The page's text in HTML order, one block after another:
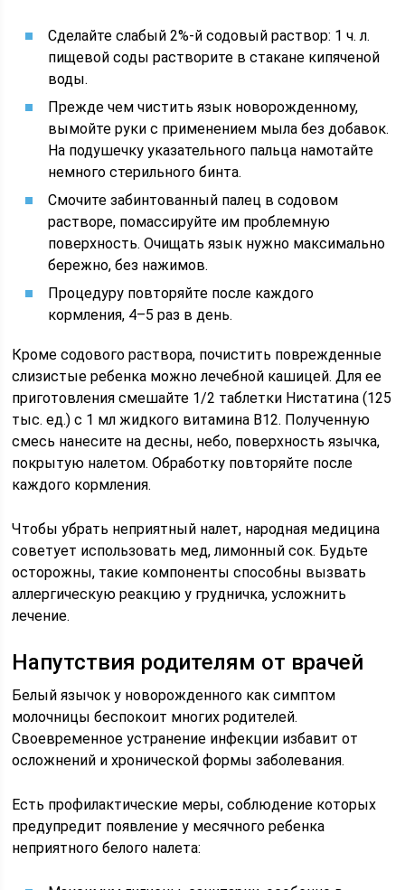
Сделайте слабый 2%-й содовый раствор: 1 ч. л.
пищевой соды растворите в стакане кипяченой
воды.
Прежде чем чистить язык новорожденному,
вымойте руки с применением мыла без добавок.
На подушечку указательного пальца намотайте
немного стерильного бинта.
Смочите забинтованный палец в содовом
растворе, помассируйте им проблемную
поверхность. Очищать язык нужно максимально
бережно, без нажимов.
Процедуру повторяйте после каждого
кормления, 4–5 раз в день.
Кроме содового раствора, почистить поврежденные
слизистые ребенка можно лечебной кашицей. Для ее
приготовления смешайте 1/2 таблетки Нистатина (125
тыс. ед.) с 1 мл жидкого витамина B12. Полученную
смесь нанесите на десны, небо, поверхность язычка,
покрытую налетом. Обработку повторяйте после
каждого кормления.
Чтобы убрать неприятный налет, народная медицина
советует использовать мед, лимонный сок. Будьте
осторожны, такие компоненты способны вызвать
аллергическую реакцию у грудничка, усложнить
лечение.
Напутствия родителям от врачей
Белый язычок у новорожденного как симптом
молочницы беспокоит многих родителей.
Своевременное устранение инфекции избавит от
осложнений и хронической формы заболевания.
Есть профилактические меры, соблюдение которых
предупредит появление у месячного ребенка
неприятного белого налета: